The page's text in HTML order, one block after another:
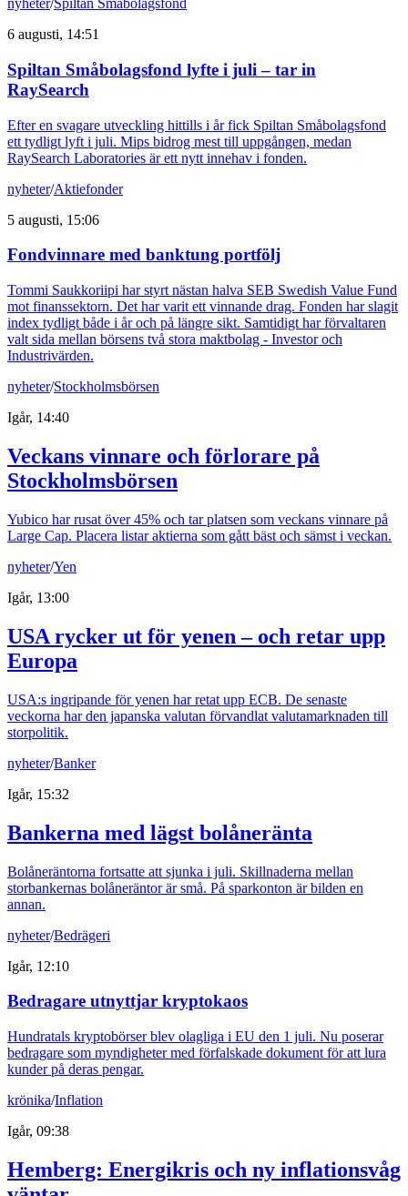
nyheter/Spiltan Småbolagsfond
6 augusti, 14:51
Spiltan Småbolagsfond lyfte i juli – tar in
RaySearch
Efter en svagare utveckling hittills i år fick Spiltan Småbolagsfond
ett tydligt lyft i juli. Mips bidrog mest till uppgången, medan
RaySearch Laboratories är ett nytt innehav i fonden.
nyheter/Aktiefonder
5 augusti, 15:06
Fondvinnare med banktung portfölj
Tommi Saukkoriipi har styrt nästan halva SEB Swedish Value Fund
mot finanssektorn. Det har varit ett vinnande drag. Fonden har slagit
index tydligt både i år och på längre sikt. Samtidigt har förvaltaren
valt sida mellan börsens två stora maktbolag - Investor och
Industrivärden.
nyheter/Stockholmsbörsen
Igår, 14:40
Veckans vinnare och förlorare på
Stockholmsbörsen
Yubico har rusat över 45% och tar platsen som veckans vinnare på
Large Cap. Placera listar aktierna som gått bäst och sämst i veckan.
nyheter/Yen
Igår, 13:00
USA rycker ut för yenen – och retar upp
Europa
USA:s ingripande för yenen har retat upp ECB. De senaste
veckorna har den japanska valutan förvandlat valutamarknaden till
storpolitik.
nyheter/Banker
Igår, 15:32
Bankerna med lägst bolåneränta
Bolåneräntorna fortsatte att sjunka i juli. Skillnaderna mellan
storbankernas bolåneräntor är små. På sparkonton är bilden en
annan.
nyheter/Bedrägeri
Igår, 12:10
Bedragare utnyttjar kryptokaos
Hundratals kryptobörser blev olagliga i EU den 1 juli. Nu poserar
bedragare som myndigheter med förfalskade dokument för att lura
kunder på deras pengar.
krönika/Inflation
Igår, 09:38
Hemberg: Energikris och ny inflationsvåg